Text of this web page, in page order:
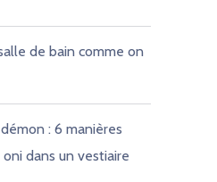
de bain comme on
: 6 manières
dans un vestiaire